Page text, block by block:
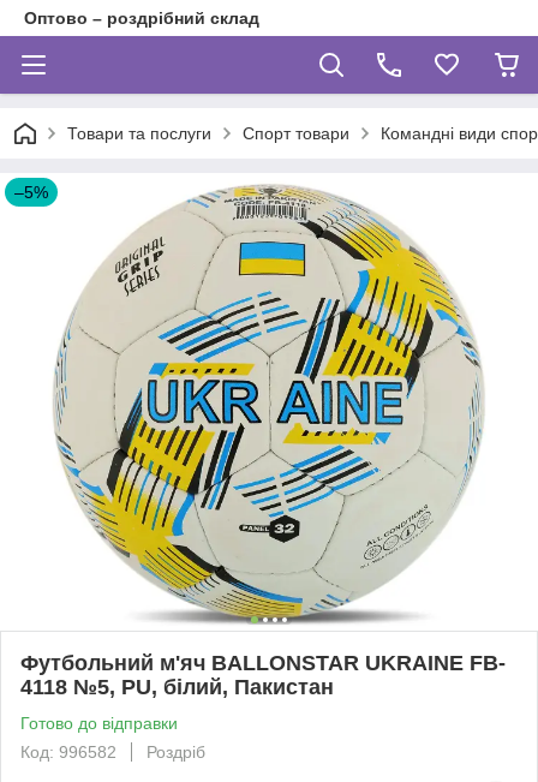
Оптово – роздрібний склад
Товари та послуги Спорт товари Командні види
–5%
Футбольний м'яч BALLONSTAR UKRAINE FB-
4118 №5, PU, білий, Пакистан
Готово до відправки
Код: 996582
Роздріб